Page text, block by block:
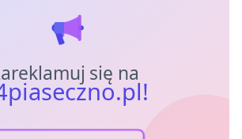
się na